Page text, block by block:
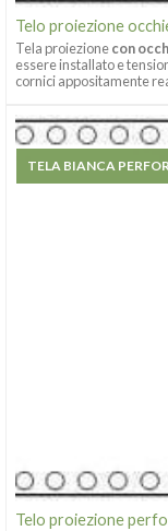
Telo proiezione
Tela proiezionecon
essere installato e
cornici appositamente
Telo proiezione
TELA BIANCA